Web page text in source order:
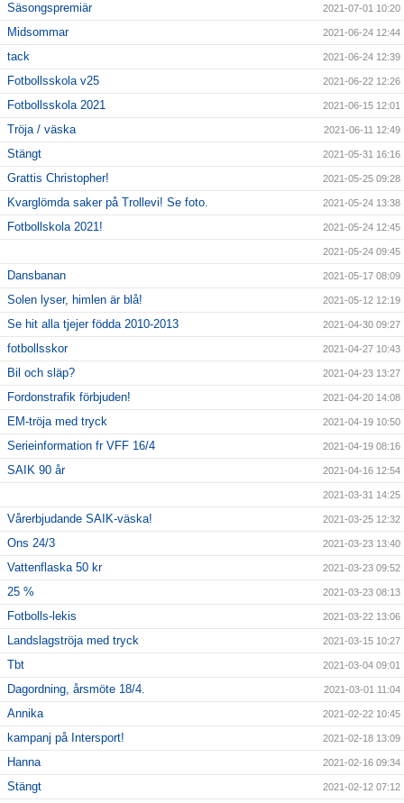
Säsongspremiär 2021-07-01 10:20
Midsommar 2021-06-24 12:44
tack 2021-06-24 12:39
Fotbollsskola v25 2021-06-22 12:26
Fotbollsskola 2021 2021-06-15 12:01
Tröja / väska 2021-06-11 12:49
Stängt 2021-05-31 16:16
Grattis Christopher! 2021-05-25 09:28
Kvarglömda saker på Trollevi! Se foto. 2021-05-24 13:38
Fotbollskola 2021! 2021-05-24 12:45
2021-05-24 09:45
Dansbanan 2021-05-17 08:09
Solen lyser, himlen är blå! 2021-05-12 12:19
Se hit alla tjejer födda 2010-2013 2021-04-30 09:27
fotbollsskor 2021-04-27 10:43
Bil och släp? 2021-04-23 13:27
Fordonstrafik förbjuden! 2021-04-20 14:08
EM-tröja med tryck 2021-04-19 10:50
Serieinformation fr VFF 16/4 2021-04-19 08:16
SAIK 90 år 2021-04-16 12:54
2021-03-31 14:25
Vårerbjudande SAIK-väska! 2021-03-25 12:32
Ons 24/3 2021-03-23 13:40
Vattenflaska 50 kr 2021-03-23 09:52
25 % 2021-03-23 08:13
Fotbolls-lekis 2021-03-22 13:06
Landslagströja med tryck 2021-03-15 10:27
Tbt 2021-03-04 09:01
Dagordning, årsmöte 18/4. 2021-03-01 11:04
Annika 2021-02-22 10:45
kampanj på Intersport! 2021-02-18 13:09
Hanna 2021-02-16 09:34
Stängt 2021-02-12 07:12